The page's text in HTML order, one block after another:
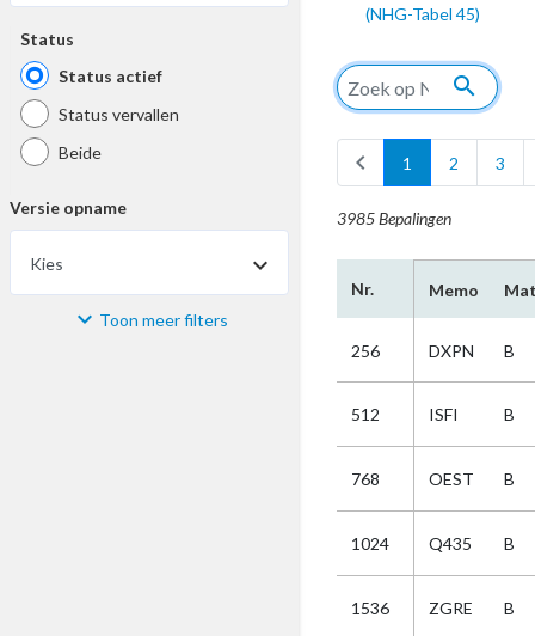
Status
Status actief
Status vervallen
Beide
Versie opname
Kies
Materiaal Toon meer filters
(NHG-Tabel 45)
search
chevron_left 1 2 3
3985 Bepalingen
Nr. Memo
256 DXPN B
512 ISFI B
768 OEST B
1024 Q435 B
1536 ZGRE B